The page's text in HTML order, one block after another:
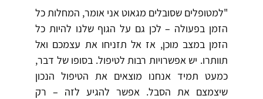
"למטופלים שסובלים מגאוט אני אומר, המחלות כל
הזמן בפעולה – לכן גם על הגוף שלנו להיות כל
הזמן במצב מוכן, אז אל תזניחו את עצמכם ואל
תוותרו. יש אפשרויות רבות לטיפול. בסופו של דבר,
כמעט תמיד אנחנו מוצאים את הטיפול הנכון
שיצמצם את הסבל. אפשר להגיע לזה – רק